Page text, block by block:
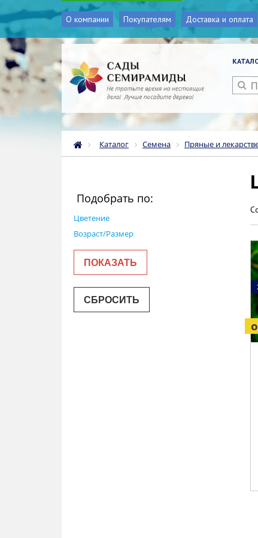
О компании Покупателям Доставка и оплата
Каталог Семена Пряные и
Подобрать по:
Цветение
Возраст/Размер